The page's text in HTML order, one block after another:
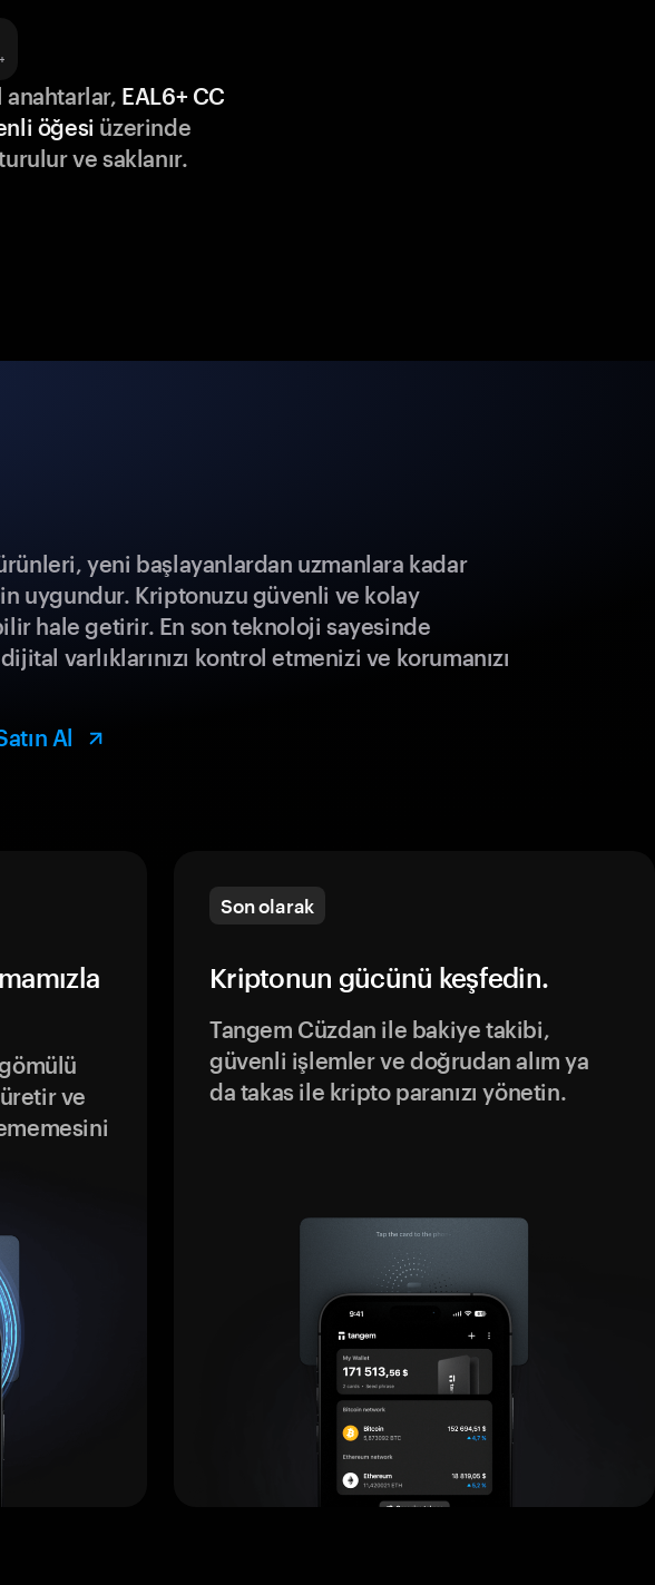
anahtarlar, EAL6+ CC
öğesi üzerinde
ve saklanır.
yeni başlayanlardan uzmanlara kadar
uygundur. Kriptonuzu güvenli ve kolay
hale getirir. En son teknoloji sayesinde
varlıklarınızı kontrol etmenizi ve korumanızı
Al
ve
Son olarak
Kriptonun gücünü keşfedin.
Tangem Cüzdan ile bakiye takibi,
güvenli işlemler ve doğrudan alım ya
da takas ile kripto paranızı yönetin.